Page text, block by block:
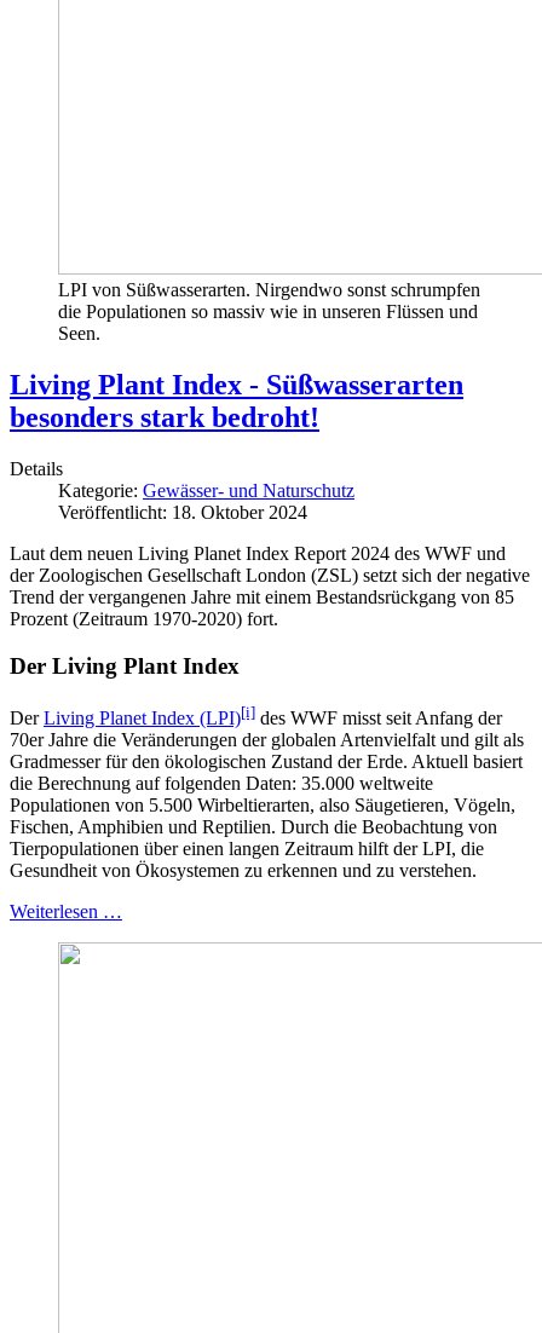
LPI von Süßwasserarten. Nirgendwo sonst schrumpfen
die Populationen so massiv wie in unseren Flüssen und
Seen.
Living Plant Index - Süßwasserarten
besonders stark bedroht!
Details
Kategorie: Gewässer- und Naturschutz
Veröffentlicht: 18. Oktober 2024
Laut dem neuen Living Planet Index Report 2024 des WWF und
der Zoologischen Gesellschaft London (ZSL) setzt sich der negative
Trend der vergangenen Jahre mit einem Bestandsrückgang von 85
Prozent (Zeitraum 1970-2020) fort.
Der Living Plant Index
DerLiving Planet Index (LPI)[i] des WWF misst seit Anfang der
70er Jahre die Veränderungen der globalen Artenvielfalt und gilt als
Gradmesser für den ökologischen Zustand der Erde. Aktuell basiert
die Berechnung auf folgenden Daten: 35.000 weltweite
Populationen von 5.500 Wirbeltierarten, also Säugetieren, Vögeln,
Fischen, Amphibien und Reptilien. Durch die Beobachtung von
Tierpopulationen über einen langen Zeitraum hilft der LPI, die
Gesundheit von Ökosystemen zu erkennen und zu verstehen.
Weiterlesen …